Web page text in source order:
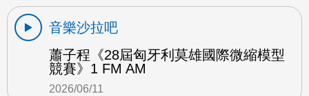
音樂沙拉吧
蕭子程《28屆匈牙利莫雄國際微縮模型
競賽》1 FM AM
2026/06/11